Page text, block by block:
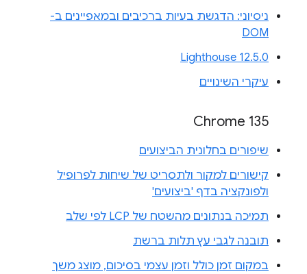
ניסיוני: הדגשת בעיות ברכיבים ובמאפיינים ב-
DOM
Lighthouse 12.5.0
עיקרי השינויים
Chrome 135
שיפורים בחלונית הביצועים
קישורים למקור ולתסריט של שיחות לפרופיל
ולפונקציה בדף 'ביצועים'
תמיכה בנתונים מהשטח של LCP לפי שלב
תובנה לגבי עץ תלות ברשת
במקום זמן כולל וזמן עצמי בסיכום, מוצג משך